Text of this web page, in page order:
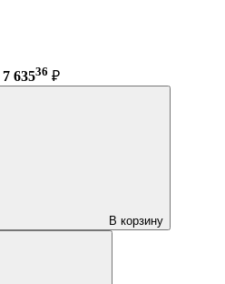
7 63536 ₽
В корзину